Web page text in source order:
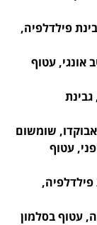
פילדלפיה,
אונגי, עטוף
טמפורה 4 יח', גבינת
אבוקדו, שומשום
עטוף
עטוף בסלמון